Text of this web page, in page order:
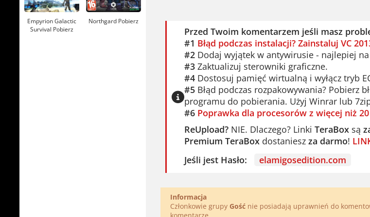
Przed Twoim komentarzem jeśli masz
#1 Błąd podczas instalacji? Zainstaluj VC
#2 Dodaj wyjątek w antywirusie - najlepiej
#3 Zaktualizuj sterowniki graficzne.
#4 Dostosuj pamięć wirtualną i wyłącz tryb
#5 Błąd podczas rozpakowywania? Pobierz
programu do pobierania. Użyj Winrar lub
#6 Poprawka dla procesorów z więcej niż
ReUpload? NIE. Dlaczego? Linki TeraBox są
Premium TeraBox dostaniesz za darmo!
Jeśli jest Hasło:
elamigosedition.com
Informacja
Członkowie grupy Gość nie posiadają uprawnień do
Empyrion Galactic
Survival Pobierz
Northgard Pobierz